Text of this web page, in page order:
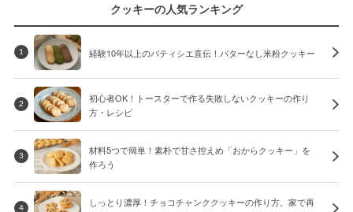
クッキーの人気ランキング
1 経験10年以上のパティシエ直伝！バターなし米粉クッキー
2
初心者OK！トースターで作る失敗しないクッキーの作り
方・レシピ
3
材料5つで簡単！素朴で甘さ控えめ「おからクッキー」を
作ろう
4
しっとり濃厚！チョコチャンククッキーの作り方。家で再